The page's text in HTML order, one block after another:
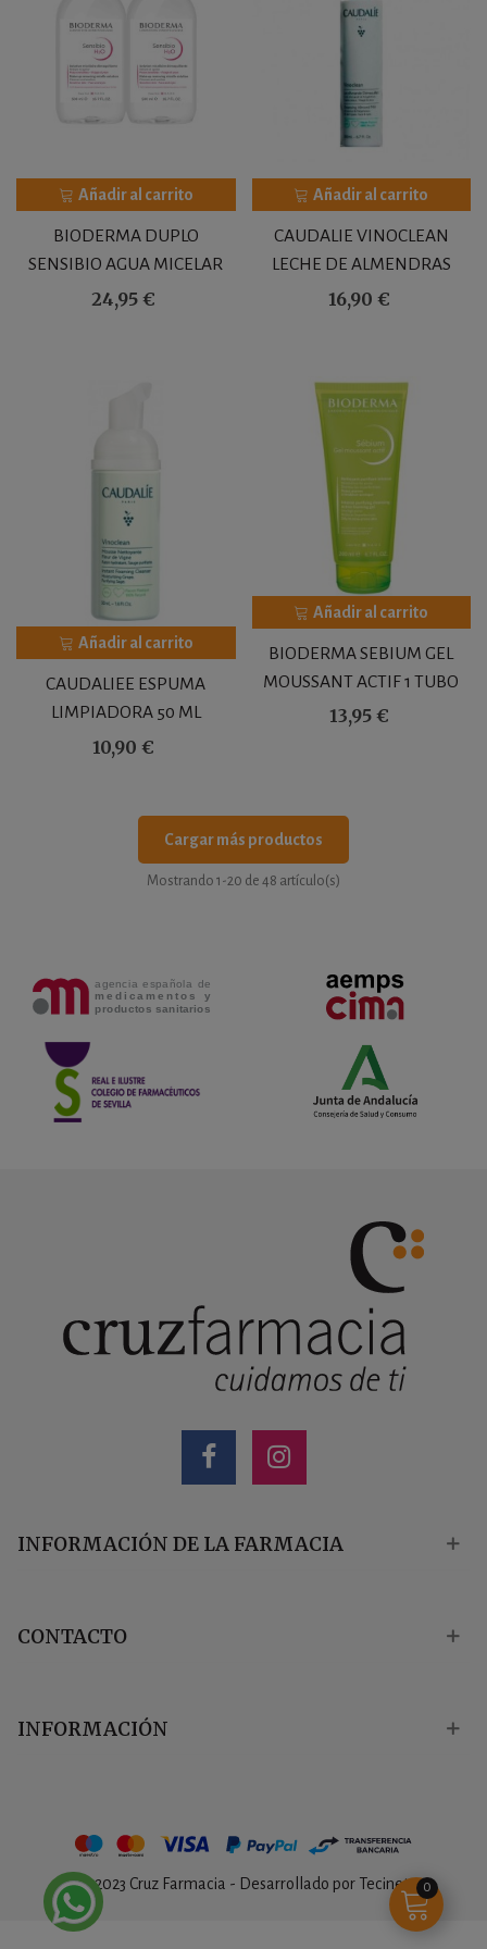
Añadir al carrito
BIODERMA DUPLO
SENSIBIO AGUA MICELAR
500ML+500ML
24,95 €
Añadir al carrito
CAUDALIE VINOCLEAN
LECHE DE ALMENDRAS
DESMAQUILLANTE SUAVE
16,90 €
Añadir al carrito
CAUDALIEE ESPUMA
LIMPIADORA 50 ML
10,90 €
Añadir al carrito
BIODERMA SEBIUM GEL
MOUSSANT ACTIF 1 TUBO
200 ML
13,95 €
Cargar más productos
Mostrando 1 -20 de 48 artículo(s)
INFORMACIÓN DE LA FARMACIA
CONTACTO
INFORMACIÓN
© 2023 Cruz Farmacia - Desarrollado por Tecinet 0